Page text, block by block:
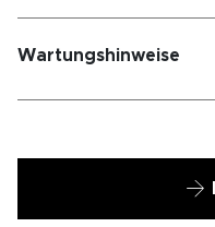
Wartungshinweise